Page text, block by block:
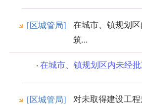
[区城管局]
在城市、镇规划
筑...
在城市、镇规划区内未经
[区城管局]
对未取得建设工